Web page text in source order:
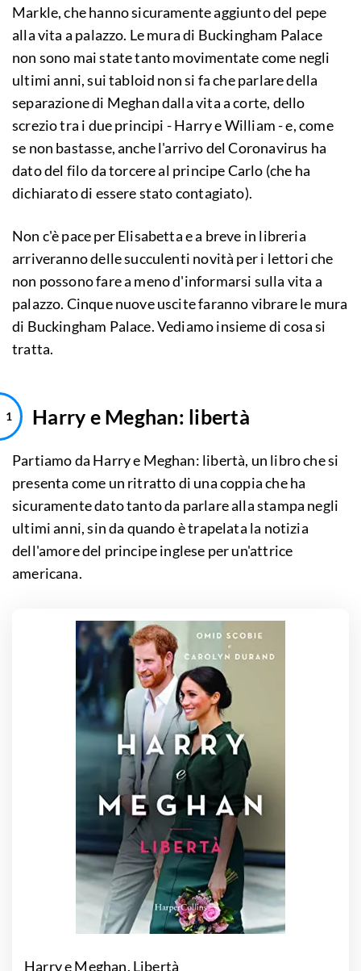
Markle, che hanno sicuramente aggiunto del pepe
alla vita a palazzo. Le mura di Buckingham Palace
non sono mai state tanto movimentate come negli
ultimi anni, sui tabloid non si fa che parlare della
separazione di Meghan dalla vita a corte, dello
screzio tra i due principi - Harry e William - e, come
se non bastasse, anche l'arrivo del Coronavirus ha
dato del filo da torcere al principe Carlo (che ha
dichiarato di essere stato contagiato).
Non c'è pace per Elisabetta e a breve in libreria
arriveranno delle succulenti novità per i lettori che
non possono fare a meno d'informarsi sulla vita a
palazzo. Cinque nuove uscite faranno vibrare le mura
di Buckingham Palace. Vediamo insieme di cosa si
tratta.
Harry e Meghan: libertà
Partiamo da Harry e Meghan: libertà, un libro che si
presenta come un ritratto di una coppia che ha
sicuramente dato tanto da parlare alla stampa negli
ultimi anni, sin da quando è trapelata la notizia
dell'amore del principe inglese per un'attrice
americana.
Harry e Meghan. Libertà